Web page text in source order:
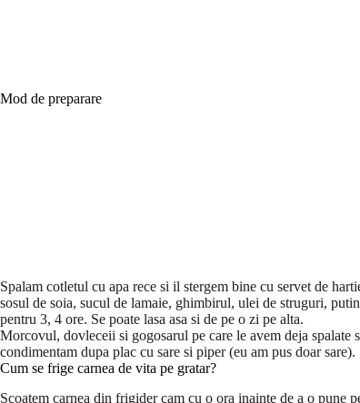
Mod de preparare
Spalam cotletul cu apa rece si il stergem bine cu servet de
sosul de soia, sucul de lamaie, ghimbirul, ulei de struguri,
pentru 3, 4 ore. Se poate lasa asa si de pe o zi pe alta.
Morcovul, dovleceii si gogosarul pe care le avem deja
condimentam dupa plac cu sare si piper (eu am pus doar sare).
Cum se frige carnea de vita pe gratar?
Scoatem carnea din frigider cam cu o ora inainte de a o pune